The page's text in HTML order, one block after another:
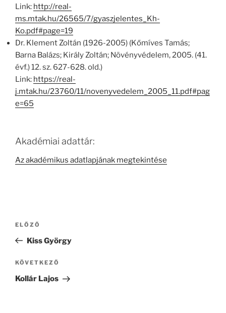
Link: http://real-
ms.mtak.hu/26565/7/gyaszjelentes_Kh-
Ko.pdf#page=19
Dr. Klement Zoltán (1926-2005) (Kőmíves Tamás;
Barna Balázs; Király Zoltán; Növényvédelem, 2005. (41.
évf.) 12. sz. 627-628. old.)
Link: https://real-
j.mtak.hu/23760/11/novenyvedelem_2005_11.pdf#pag
e=65
Akadémiai adattár:
Az akadémikus adatlapjának megtekintése
Bejegyzés
Korábbi
bejegyzés
ELŐZŐ
Kiss György
Következő
bejegyzés
KÖVETKEZŐ
Kollár Lajos